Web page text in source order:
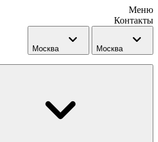
Меню
Контакты
Москва Москва